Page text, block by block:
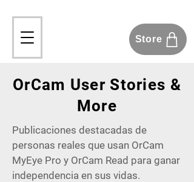
Store
OrCam User Stories &
More
Publicaciones destacadas de
personas reales que usan OrCam
MyEye Pro y OrCam Read para ganar
independencia en sus vidas.